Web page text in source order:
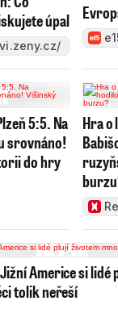
úpal
5:5. Na
srovnáno!
do hry
Hra o
Americe si lidé
tolik neřeší